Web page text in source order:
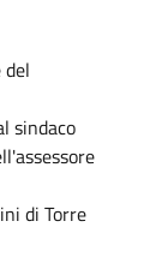
sindaco
di Torre